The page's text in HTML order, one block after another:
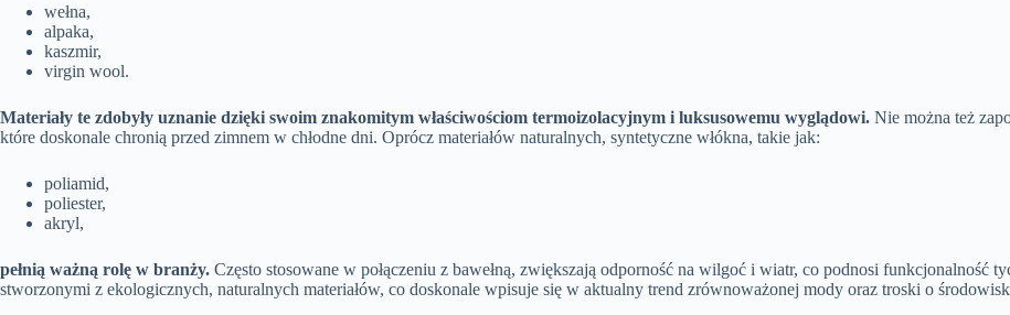
wełna,
alpaka,
kaszmir,
virgin wool.
Materiały te zdobyły uznanie dzięki swoim znakomitym właściwościom termoizolacyjnym i luksusowemu wyglądowi. Nie można też
które doskonale chronią przed zimnem w chłodne dni. Oprócz materiałów naturalnych, syntetyczne włókna, takie jak:
poliamid,
poliester,
akryl,
pełnią ważną rolę w branży. Często stosowane w połączeniu z bawełną, zwiększają odporność na wilgoć i wiatr, co podnosi funkcjonalność
stworzonymi z ekologicznych, naturalnych materiałów, co doskonale wpisuje się w aktualny trend zrównoważonej mody oraz troski o